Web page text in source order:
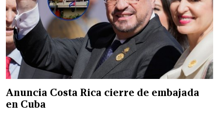
Anuncia Costa Rica cierre de embajada
en Cuba